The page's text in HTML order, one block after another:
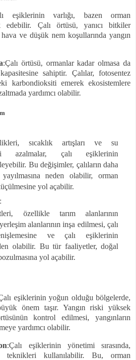
eşiklerinin varlığı, bazen orman
edebilir. Çalı örtüsü, yanıcı bitkiler
ve düşük nem koşullarında yangın
:Çalı örtüsü, ormanlar kadar olmasa da
sahiptir. Çalılar, fotosentez
karbondioksiti emerek ekosistemlere
yardımcı olabilir.
sıcaklık artışları ve su
azalmalar, çalı eşiklerinin
Bu değişimler, çalıların daha
neden olabilir, orman
yol açabilir.
:
özellikle tarım alanlarının
alanlarının inşa edilmesi, çalı
ve çalı eşiklerinin
olabilir. Bu tür faaliyetler, doğal
yol açabilir.
eşiklerinin yoğun olduğu bölgelerde,
önem taşır. Yangın riski yüksek
kontrol edilmesi, yangınların
yardımcı olabilir.
:Çalı eşiklerinin yönetimi sırasında,
teknikleri kullanılabilir. Bu, orman